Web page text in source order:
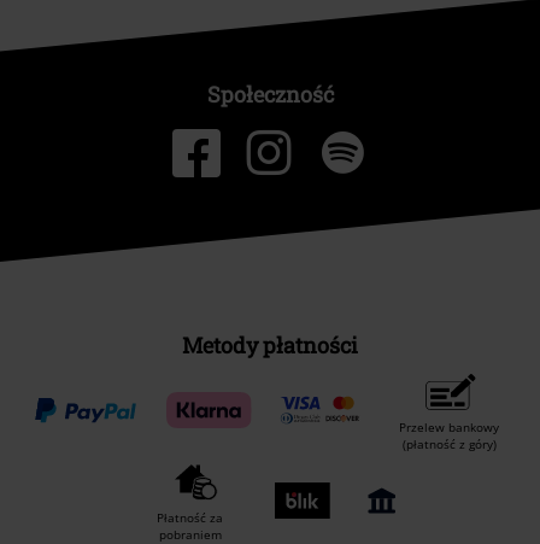
Społeczność
Metody płatności
Przelew bankowy
(płatność z góry)
Płatność za
pobraniem